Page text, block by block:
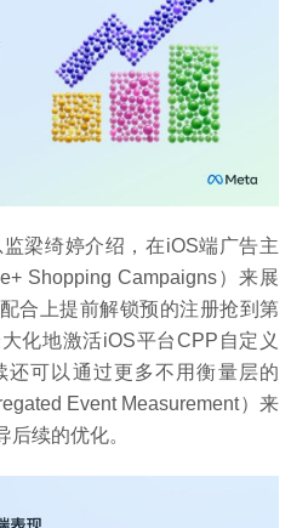
梁绮婷介绍，在iOS端广告主
Shopping Campaigns）来展
合上提前解锁预的注册抢到第
化地激活iOS平台CPP自定义
可以通过更多不用衡量层的
Event Measurement）来
续的优化。